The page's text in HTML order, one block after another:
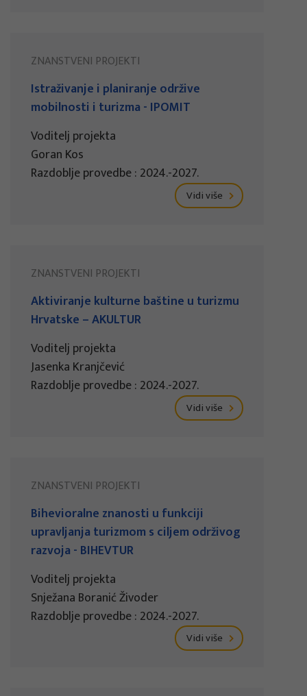
ZNANSTVENI PROJEKTI
Istraživanje i planiranje održive
mobilnosti i turizma - IPOMIT
Voditelj projekta
Goran Kos
Razdoblje provedbe : 2024.-2027.
Vidi više
ZNANSTVENI PROJEKTI
Aktiviranje kulturne baštine u turizmu
Hrvatske – AKULTUR
Voditelj projekta
Jasenka Kranjčević
Razdoblje provedbe : 2024.-2027.
Vidi više
ZNANSTVENI PROJEKTI
Bihevioralne znanosti u funkciji
upravljanja turizmom s ciljem održivog
razvoja - BIHEVTUR
Voditelj projekta
Snježana Boranić Živoder
Razdoblje provedbe : 2024.-2027.
Vidi više